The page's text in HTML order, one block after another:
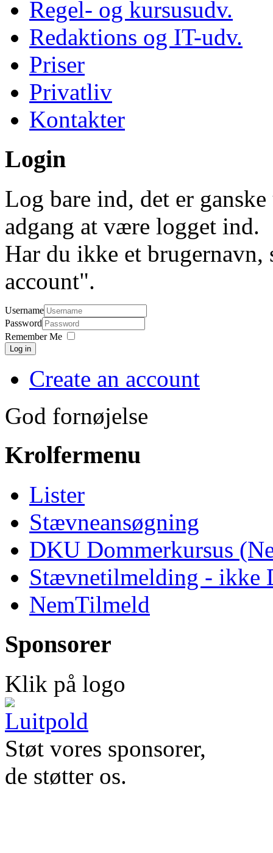
Regel- og kursusudv.
Redaktions og IT-udv.
Priser
Privatliv
Kontakter
Login
Log bare ind, det er
adgang at være logget ind.
Har du ikke et brugernavn,
account".
Username
Password
Remember Me
Log in
Create an account
God fornøjelse
Krolfermenu
Lister
Stævneansøgning
DKU Dommerkursus
Stævnetilmelding - ikke
NemTilmeld
Sponsorer
Klik på logo
Støt vores sponsorer,
de støtter os.